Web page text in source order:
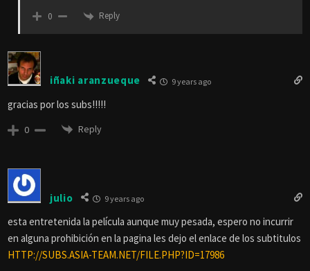
0 Reply
iñaki aranzueque 9 years ago
gracias por los subs!!!!!
0 Reply
julio 9 years ago
esta entretenida la película aunque muy pesada, espero no incurrir
en alguna prohibición en la pagina les dejo el enlace de los subtitulos
HTTP://SUBS.ASIA-TEAM.NET/FILE.PHP?ID=17986